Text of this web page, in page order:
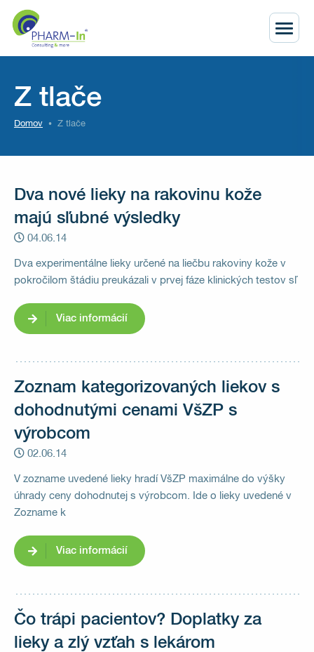
Z tlače
Domov Z tlače
Dva nové lieky na rakovinu kože
majú sľubné výsledky
04.06.14
Dva experimentálne lieky určené na liečbu rakoviny kože v
pokročilom štádiu preukázali v prvej fáze klinických testov sľ
Viac informácií
Zoznam kategorizovaných liekov s
dohodnutými cenami VšZP s
výrobcom
02.06.14
V zozname uvedené lieky hradí VšZP maximálne do výšky
úhrady ceny dohodnutej s výrobcom. Ide o lieky uvedené v
Zozname k
Viac informácií
Čo trápi pacientov? Doplatky za
lieky a zlý vzťah s lekárom